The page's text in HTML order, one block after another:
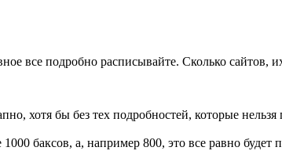
все подробно расписывайте. Сколько сайтов,
хотя бы без тех подробностей, которые
баксов, а, например 800, это все равно будет